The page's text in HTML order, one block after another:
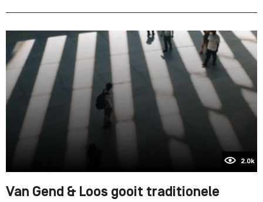
2.0k
Van Gend & Loos gooit traditionele